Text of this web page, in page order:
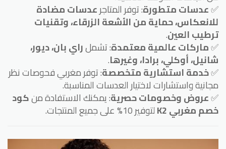
✅عدسات متطورة: توفر المتاجرعدسات مضادة
للانعكاس، حماية من الأشعة الزرقاء، وتقنيات
ترطيب العين.
✅ماركات عالمية معتمدة: تشملراي بان، ديور،
شانيل، أوكلي، برادا، وغيرها.
✅خدمة استشارية متخصصة: توفر مغربي فحوصات نظر
مجانية واستشارات لاختيار العدسات المناسبة.
✅عروض وخصومات حصرية: يمكنك الاستفادة منكود
خصم مغربي K2 لتوفير 10% على جميع المنتجات.